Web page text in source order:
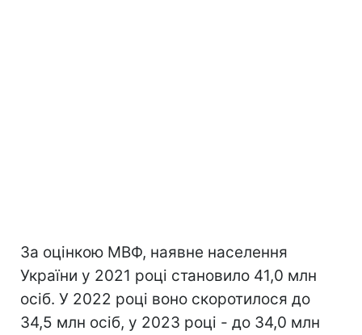
За оцінкою МВФ, наявне населення
України у 2021 році становило 41,0 млн
осіб. У 2022 році воно скоротилося до
34,5 млн осіб, у 2023 році - до 34,0 млн